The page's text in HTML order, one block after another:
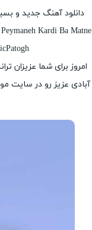
دانلود آهنگ جدید و
Kardi Ba Matne
امروز برای شما عزیزان
آبادی عزیز رو در سایت